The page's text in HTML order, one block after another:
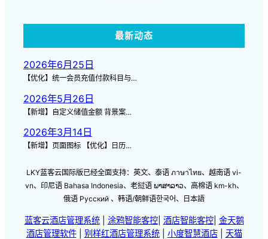
最新动态
2026年6月25日
【优化】统一会员充值付款科目与…
2026年5月26日
【新增】自定义储值金额 背景案…
2026年3月14日
【新增】页面图标 【优化】日历…
LKY蓝客云国际版已经全面支持：英文、泰语 ภาษาไทย、越南语 vi-
vn、印尼语 Bahasa Indonesia、老挝语 ພາສາລາວ、高棉语 km-kh、
俄语 Русский 、韩语/朝鲜语한국어、日本語
蓝客云酒店管理系统| 涂鸦智能客控| 酒店智能客控| 金天鹅
酒店管理软件| 别样红酒店管理系统| 小度智慧酒店| 天猫